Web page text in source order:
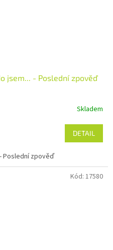
jsem... - Poslední zpověď
Skladem
DETAIL
- Poslední zpověď
Kód: 17580